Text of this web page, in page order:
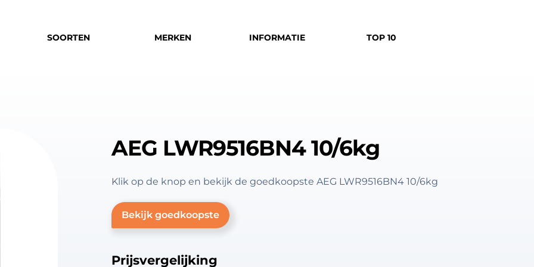
SOORTEN MERKEN INFORMATIE TOP 10
AEG LWR9516BN4 10/6kg
Klik op de knop en bekijk de goedkoopste AEG LWR9516BN4 10/6kg
Bekijk goedkoopste
Prijsvergelijking